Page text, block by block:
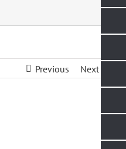
Previous Next